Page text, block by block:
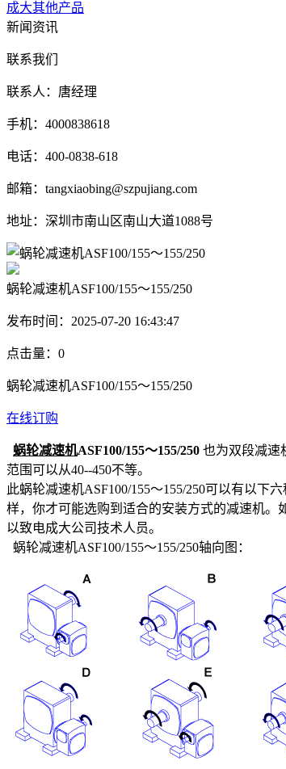
成大其他产品
新闻资讯
联系我们
联系人：唐经理
手机：4000838618
电话：400-0838-618
邮箱：tangxiaobing@szpujiang.com
地址：深圳市南山区南山大道1088号
蜗轮减速机ASF100/155～155/250
发布时间：2025-07-20 16:43:47
点击量： 0
蜗轮减速机ASF100/155～155/250
在线订购
蜗轮减速机ASF100/155～155/250 也为双段减速
范围可以从40--450不等。
此蜗轮减速机ASF100/155～155/250可以有以
样，你才可能选购到适合的安装方式的减速机
以致电成大公司技术人员。
蜗轮减速机ASF100/155～155/250轴向图：